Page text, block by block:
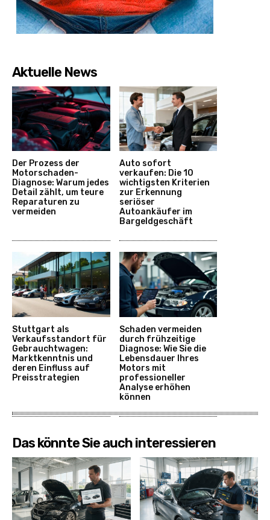
Aktuelle News
Der Prozess der
Motorschaden-
Diagnose: Warum jedes
Detail zählt, um teure
Reparaturen zu
vermeiden
Auto sofort
verkaufen: Die 10
wichtigsten Kriterien
zur Erkennung
seriöser
Autoankäufer im
Bargeldgeschäft
Stuttgart als
Verkaufsstandort für
Gebrauchtwagen:
Marktkenntnis und
deren Einfluss auf
Preisstrategien
Schaden vermeiden
durch frühzeitige
Diagnose: Wie Sie die
Lebensdauer Ihres
Motors mit
professioneller
Analyse erhöhen
können
Das könnte Sie auch interessieren